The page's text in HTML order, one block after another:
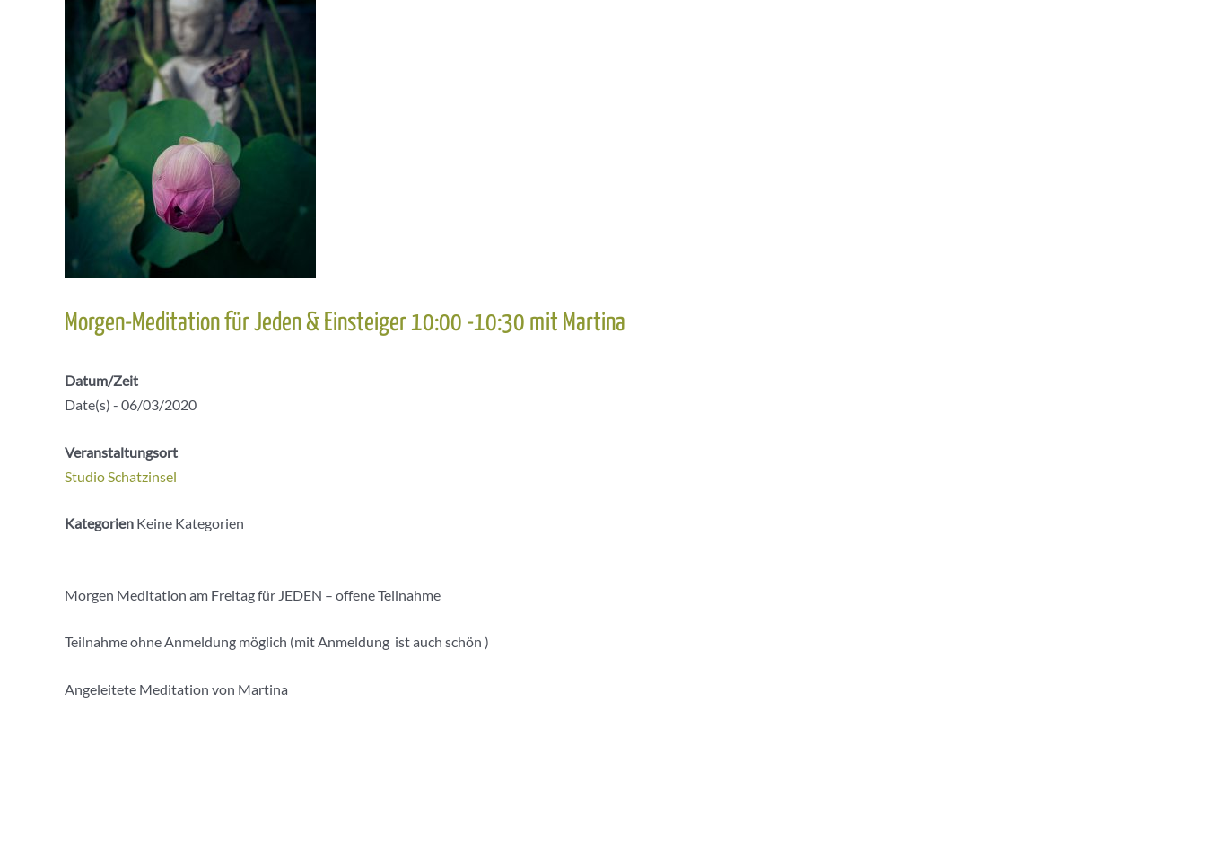
Morgen-Meditation für Jeden & Einsteiger 10:00 -10:30 mit Martina
Datum/Zeit
Date(s) - 06/03/2020
Veranstaltungsort
Studio Schatzinsel
Kategorien Keine Kategorien
Morgen Meditation am Freitag für JEDEN – offene Teilnahme
Teilnahme ohne Anmeldung möglich (mit Anmeldung ist auch schön )
Angeleitete Meditation von Martina